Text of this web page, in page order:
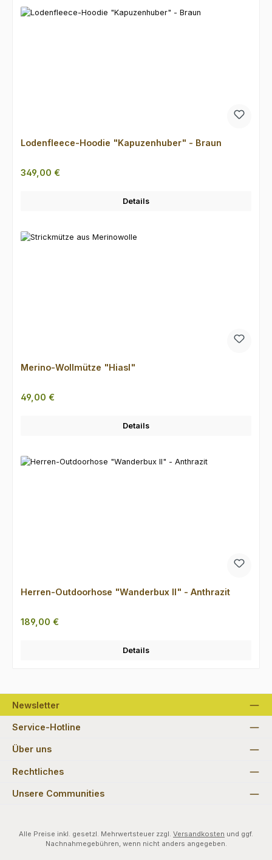
Lodenfleece-Hoodie "Kapuzenhuber" - Braun
Regulärer Preis:
349,00 €
Details
Merino-Wollmütze "Hiasl"
Regulärer Preis:
49,00 €
Details
Herren-Outdoorhose "Wanderbux II" - Anthrazit
Regulärer Preis:
189,00 €
Details
Newsletter
Service-Hotline
Über uns
Rechtliches
Unsere Communities
Alle Preise inkl. gesetzl. Mehrwertsteuer zzgl. Versandkosten und ggf.
Nachnahmegebühren, wenn nicht anders angegeben.